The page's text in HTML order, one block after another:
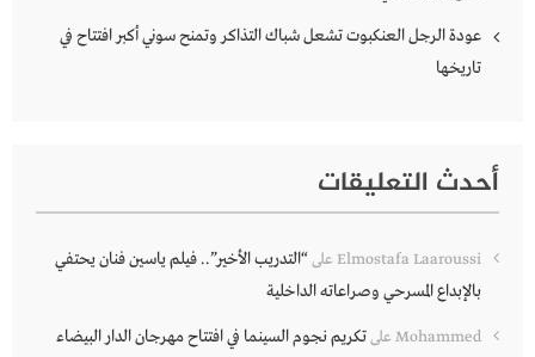
عودة الرجل العنكبوت تشعل شباك التذاكر وتمنح سوني أكبر افتتاح في
تاريخها
أحدث التعليقات
Elmostafa Laaroussi على“التدريب الأخير”.. فيلم ياسين فنان يحتفي
بالإبداع المسرحي وصراعاته الداخلية
Mohammed علىتكريم نجوم السينما في افتتاح مهرجان الدار البيضاء